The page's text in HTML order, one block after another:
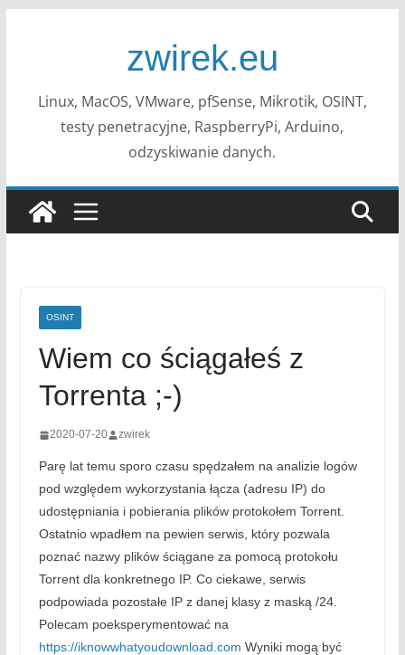
zwirek.eu
Linux, MacOS, VMware, pfSense, Mikrotik, OSINT,
testy penetracyjne, RaspberryPi, Arduino,
odzyskiwanie danych.
OSINT
Wiem co ściągałeś z
Torrenta ;-)
2020-07-20 zwirek
Parę lat temu sporo czasu spędzałem na analizie logów
pod względem wykorzystania łącza (adresu IP) do
udostępniania i pobierania plików protokołem Torrent.
Ostatnio wpadłem na pewien serwis, który pozwala
poznać nazwy plików ściągane za pomocą protokołu
Torrent dla konkretnego IP. Co ciekawe, serwis
podpowiada pozostałe IP z danej klasy z maską /24.
Polecam poeksperymentować na
https://iknowwhatyoudownload.com Wyniki mogą być